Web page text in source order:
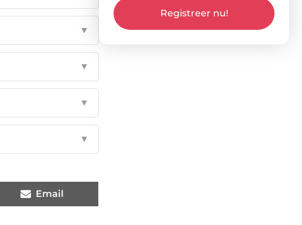
▼
▼
▼
▼
Email
Registreer nu!